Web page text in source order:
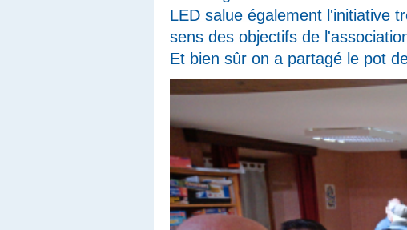
LED salue également l'initiative
sens des objectifs de
Et bien sûr on a partagé le pot